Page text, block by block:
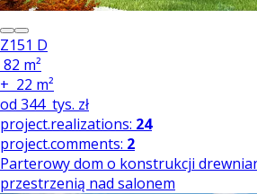
Z151 D
82 m²
+ 22 m²
od 344 tys. zł
project.realizations: 24
project.comments: 2
Parterowy dom o konstrukcji
przestrzenią nad salonem